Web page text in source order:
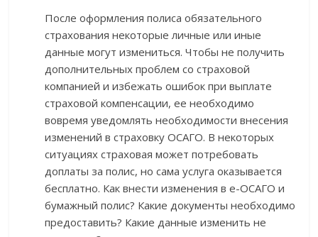
После оформления полиса обязательного
страхования некоторые личные или иные
данные могут измениться. Чтобы не получить
дополнительных проблем со страховой
компанией и избежать ошибок при выплате
страховой компенсации, ее необходимо
вовремя уведомлять необходимости внесения
изменений в страховку ОСАГО. В некоторых
ситуациях страховая может потребовать
доплаты за полис, но сама услуга оказывается
бесплатно. Как внести изменения в е-ОСАГО и
бумажный полис? Какие документы необходимо
предоставить? Какие данные изменить не